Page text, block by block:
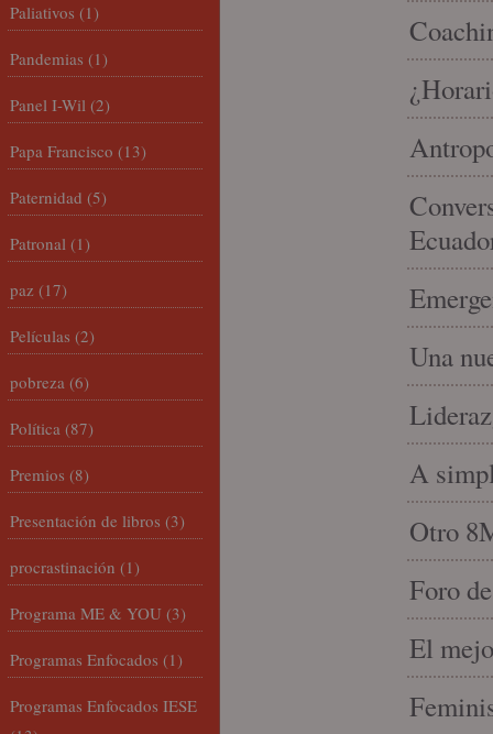
Una
A
Otro
Foro
El
Paliativos (1)
Pandemias (1)
Panel I-Wil (2)
Papa Francisco (13)
Paternidad (5)
Patronal (1)
paz (17)
Películas (2)
pobreza (6)
Política (87)
Premios (8)
Presentación de libros (3)
procrastinación (1)
Programa ME & YOU (3)
Programas Enfocados (1)
Programas Enfocados IESE